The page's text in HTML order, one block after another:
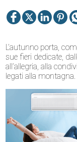
L’autunno porta,
sue fieri dedicate,
all’allegria, alla
legati alla montagna.